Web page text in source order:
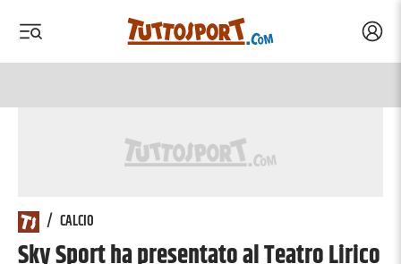
/ CALCIO
Sky Sport ha presentato al Teatro Lirico